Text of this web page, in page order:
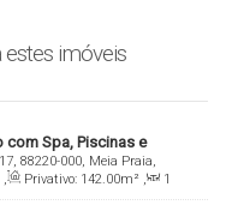
estes imóveis
Spa, Piscinas e
Moderno
88220-000, Meia Praia,
, Privativo: 142.00m² ,
1
m² , 2 Vaga(s)